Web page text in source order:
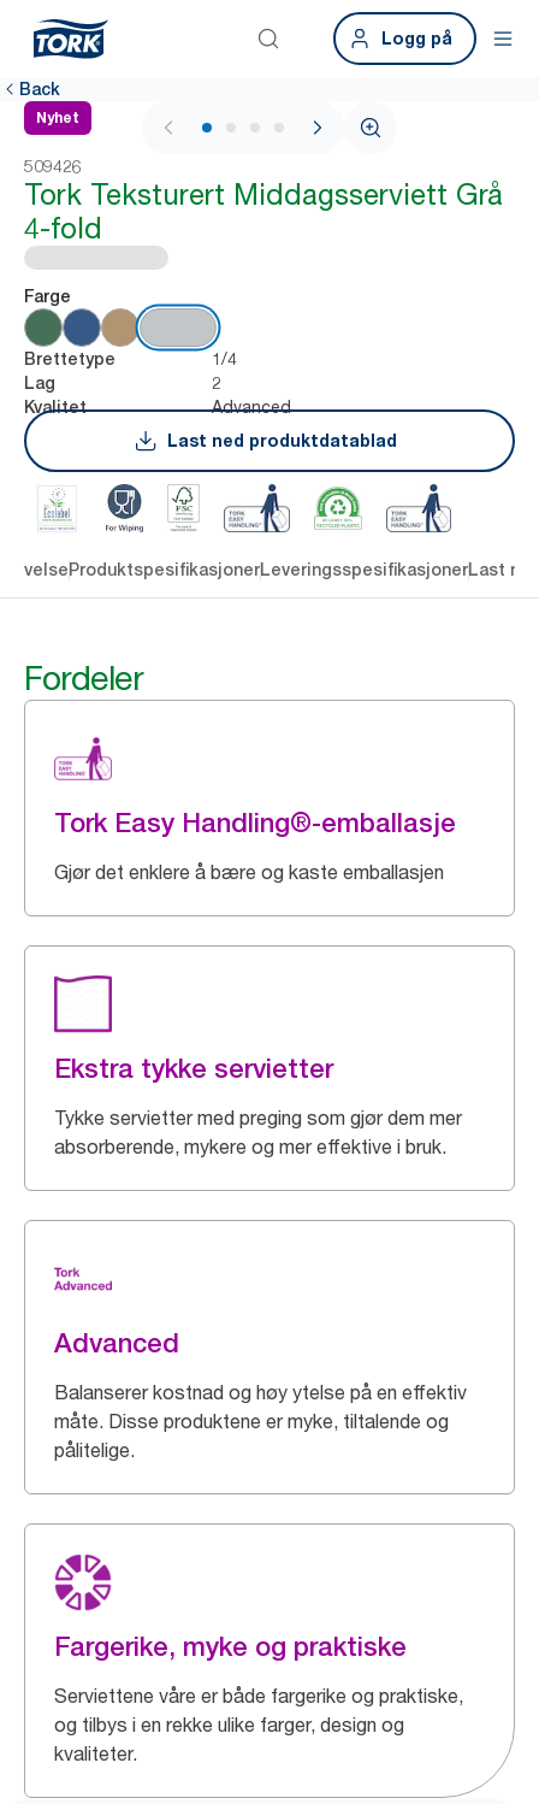
Logg på
Back
Nyhet
1 / 4
509426
Tork Teksturert Middagsserviett Grå
4-fold
Farge
Brettetype 1/4
Lag 2
Kvalitet
Advanced
Last ned produktdatablad
ProduktspesifikasjonerLeveringsspesifikasjonerLast
Fordeler
Tork Easy Handling®-emballasje
Gjør det enklere å bære og kaste emballasjen
Ekstra tykke servietter
Tykke servietter med preging som gjør dem mer
absorberende, mykere og mer effektive i bruk.
Advanced
Balanserer kostnad og høy ytelse på en effektiv
måte. Disse produktene er myke, tiltalende og
pålitelige.
Fargerike, myke og praktiske
Serviettene våre er både fargerike og praktiske,
og tilbys i en rekke ulike farger, design og
kvaliteter.